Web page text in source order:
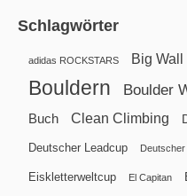
Schlagwörter
adidas ROCKSTARS Big Wall
Bouldern Boulder
Buch Clean Climbing
Deutscher Leadcup
Eiskletterweltcup El Capitan